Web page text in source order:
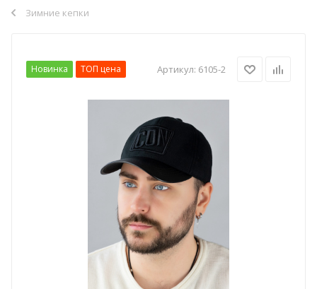
Зимние кепки
Новинка ТОП цена Артикул: 6105-2